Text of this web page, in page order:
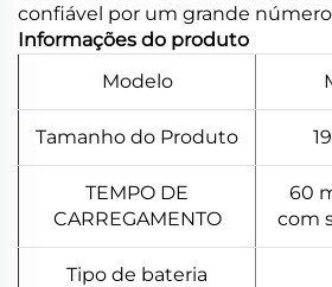
confiável por um grande
Informações do produto
Modelo
Tamanho do Produto
TEMPO DE
CARREGAMENTO
60
com
Tipo de bateria